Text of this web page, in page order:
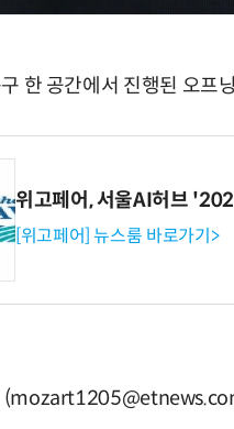
한 공간에서 진행된 오프
위고페어, 서울AI허브
[위고페어] 뉴스룸 바로가기>